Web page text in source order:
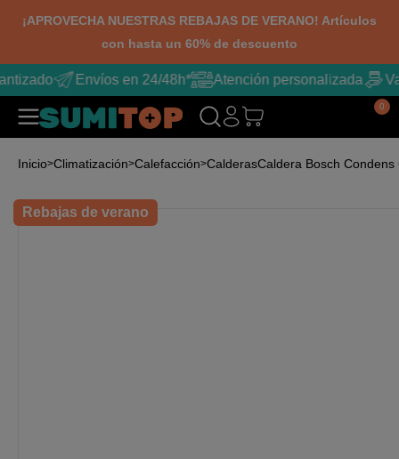
¡APROVECHA NUESTRAS REBAJAS DE VERANO! Artículos
con hasta un 60% de descuento
Envíos en 24/48h* Atención personalizada
0
Inicio Climatización Calefacción CalderasCaldera Bosch
Rebajas de verano